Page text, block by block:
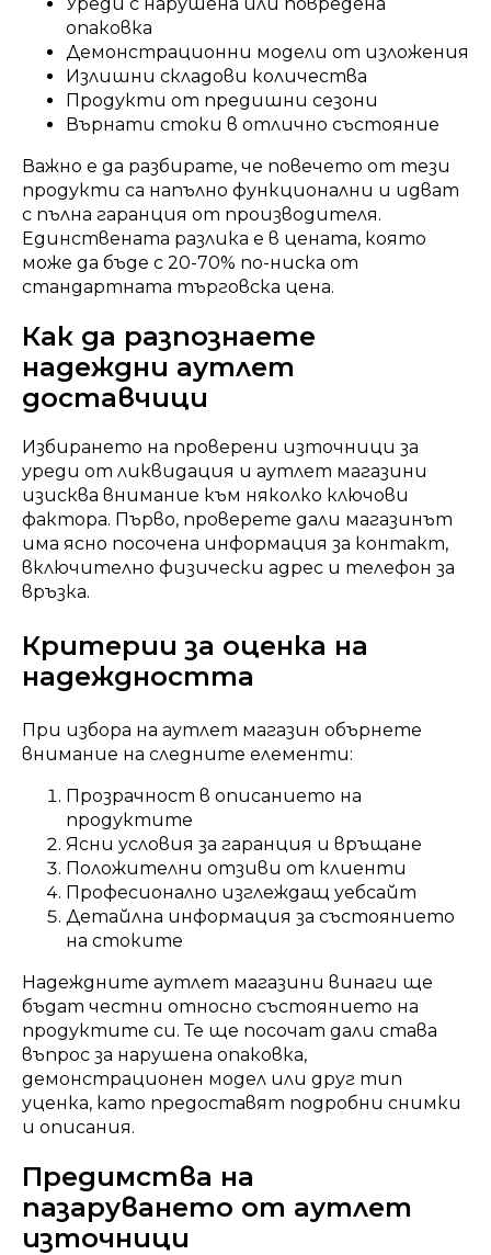
опаковка
Демонстрационни модели от изложения
Излишни складови количества
Продукти от предишни сезони
Върнати стоки в отлично състояние
Важно е да разбирате, че повечето от тези
продукти са напълно функционални и идват
с пълна гаранция от производителя.
Единствената разлика е в цената, която
може да бъде с 20-70% по-ниска от
стандартната търговска цена.
Как да разпознаете
надеждни аутлет
доставчици
Избирането на проверени източници за
уреди от ликвидация и аутлет магазини
изисква внимание към няколко ключови
фактора. Първо, проверете дали магазинът
има ясно посочена информация за контакт,
включително физически адрес и телефон за
връзка.
Критерии за оценка на
надеждността
При избора на аутлет магазин обърнете
внимание на следните елементи:
Прозрачност в описанието на
продуктите
Ясни условия за гаранция и връщане
Положителни отзиви от клиенти
Професионално изглеждащ уебсайт
Детайлна информация за състоянието
на стоките
Надеждните аутлет магазини винаги ще
бъдат честни относно състоянието на
продуктите си. Те ще посочат дали става
въпрос за нарушена опаковка,
демонстрационен модел или друг тип
уценка, като предоставят подробни снимки
и описания.
Предимства на
пазаруването от аутлет
източници